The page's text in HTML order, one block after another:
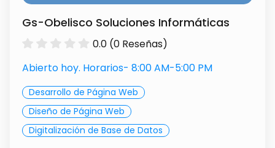
Gs-Obelisco Soluciones Informáticas
0.0 (0 Reseñas)
Abierto hoy. Horarios- 8:00 AM-5:00 PM
Desarrollo de Página Web
Diseño de Página Web
Digitalización de Base de Datos